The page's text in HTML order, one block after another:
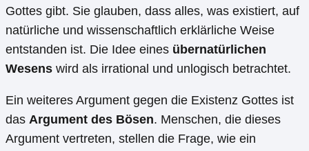
Gottes gibt. Sie glauben, dass alles, was existiert, auf
natürliche und wissenschaftlich erklärliche Weise
entstanden ist. Die Idee eines übernatürlichen
Wesens wird als irrational und unlogisch betrachtet.
Ein weiteres Argument gegen die Existenz Gottes ist
das Argument des Bösen. Menschen, die dieses
Argument vertreten, stellen die Frage, wie ein